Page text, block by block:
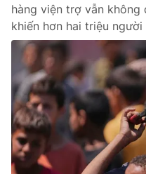
hàng viện trợ vẫn
khiến hơn hai triệu